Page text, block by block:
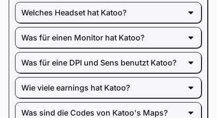
Welches Headset hat Katoo?
Was für einen Monitor hat Katoo?
Was für eine DPI und Sens benutzt Katoo?
Wie viele earnings hat Katoo?
Was sind die Codes von Katoo's Maps?